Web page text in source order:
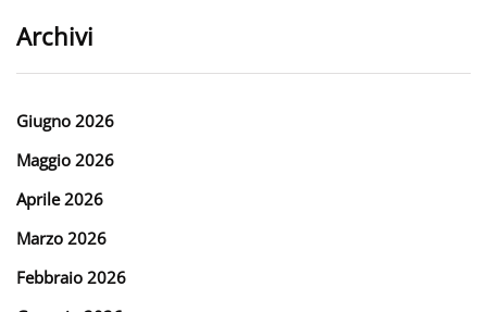
Archivi
Giugno 2026
Maggio 2026
Aprile 2026
Marzo 2026
Febbraio 2026